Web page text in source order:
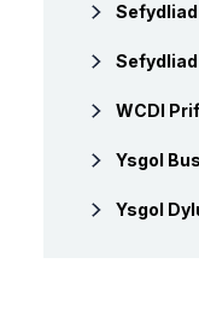
WCDI
Ysgol
Ysgol